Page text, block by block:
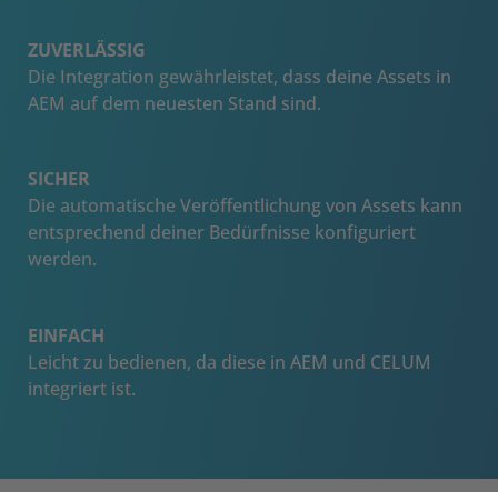
ZUVERLÄSSIG
Die Integration gewährleistet, dass deine Assets in
AEM auf dem neuesten Stand sind.
SICHER
Die automatische Veröffentlichung von Assets kann
entsprechend deiner Bedürfnisse konfiguriert
werden.
EINFACH
Leicht zu bedienen, da diese in AEM und CELUM
integriert ist.